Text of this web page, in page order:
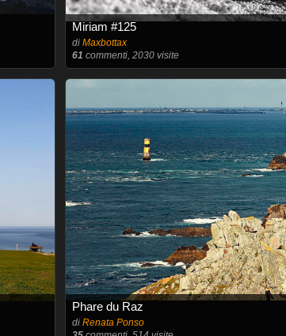
Miriam #125
di Maxbottax
61 commenti, 2030 visite
Phare du Raz
di Renata Ponso